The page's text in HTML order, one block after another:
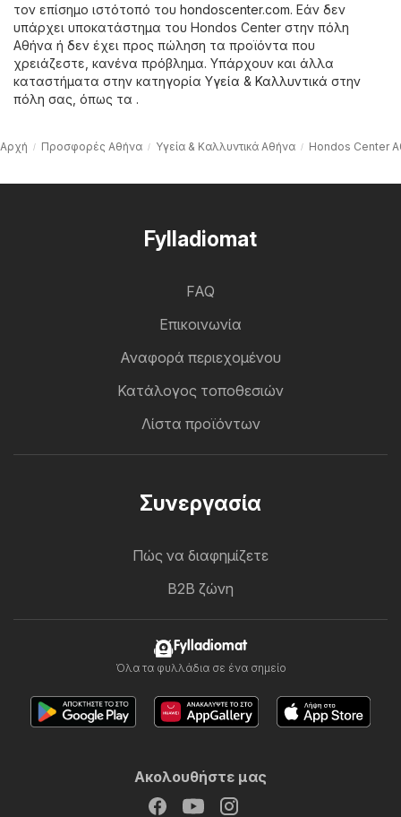
τον επίσημο ιστότοπό του hondoscenter.com. Εάν δεν
υπάρχει υποκατάστημα του Hondos Center στην πόλη
Αθήνα ή δεν έχει προς πώληση τα προϊόντα που
χρειάζεστε, κανένα πρόβλημα. Υπάρχουν και άλλα
καταστήματα στην κατηγορία Υγεία & Καλλυντικά στην
πόλη σας, όπως τα .
Αρχή Προσφορές Αθήνα Υγεία & Καλλυντικά Αθήνα Hondos Center
Fylladiomat
FAQ
Επικοινωνία
Αναφορά περιεχομένου
Κατάλογος τοποθεσιών
Λίστα προϊόντων
Συνεργασία
Πώς να διαφημίζετε
B2B ζώνη
Fylladiomat
Όλα τα φυλλάδια σε ένα σημείο
Ακολουθήστε μας